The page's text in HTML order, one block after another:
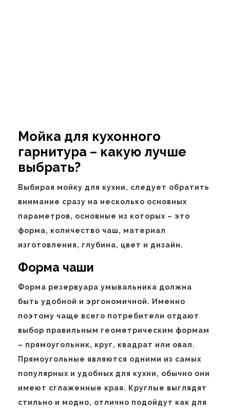
Мойка для кухонного
гарнитура – какую лучше
выбрать?
Выбирая мойку для кухни, следует обратить
внимание сразу на несколько основных
параметров, основные из которых – это
форма, количество чаш, материал
изготовления, глубина, цвет и дизайн.
Форма чаши
Форма резервуара умывальника должна
быть удобной и эргономичной. Именно
поэтому чаще всего потребители отдают
выбор правильным геометрическим формам
– прямоугольник, круг, квадрат или овал.
Прямоугольные являются одними из самых
популярных и удобных для кухни, обычно они
имеют сглаженные края. Круглые выглядят
стильно и модно, отлично подойдут как для